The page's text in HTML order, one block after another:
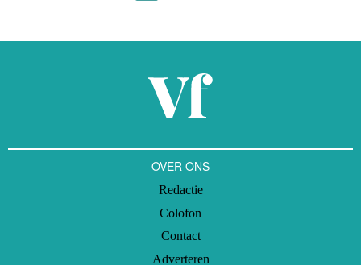
twee hoofddimensies: de maatschappelijke waarde- en de financiële
OVER ONS
Redactie
Colofon
Contact
Adverteren